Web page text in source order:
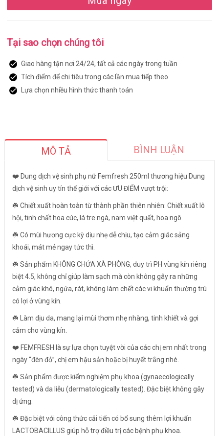
Tại sao chọn chúng tôi
Giao hàng tận nơi 24/24, tất cả các ngày trong tuần
Tích điểm để chi tiêu trong các lần mua tiếp theo
Lựa chọn nhiều hình thức thanh toán
MÔ TẢ BÌNH LUẬN
❤️ Dung dịch vệ sinh phụ nữ Femfresh 250ml thương hiệu Dung
dịch vệ sinh uy tín thế giới với các ƯU ĐIỂM vượt trội:
☘️ Chiết xuất hoàn toàn từ thành phần thiên nhiên: Chiết xuất lô
hội, tinh chất hoa cúc, lá tre ngà, nam việt quất, hoa ngô.
☘️ Có mùi hương cực kỳ dịu nhẹ dễ chịu, tạo cảm giác sảng
khoái, mát mẻ ngay tức thì.
☘️ Sản phẩm KHÔNG CHỨA XÀ PHÒNG, duy trì PH vùng kín riêng
biệt 4.5, không chỉ giúp làm sạch mà còn không gây ra những
cảm giác khô, ngứa, rát, không làm chết các vi khuẩn thường trú
có lợi ở vùng kín.
☘️ Làm dịu da, mang lại mùi thơm nhẹ nhàng, tinh khiết và gợi
cảm cho vùng kín.
❤️ FEMFRESH là sự lựa chọn tuyệt vời của các chị em nhất trong
ngày “đèn đỏ”, chị em hậu sản hoặc bị huyết trắng nhé.
☘️ Sản phẩm được kiểm nghiệm phụ khoa (gynaecologically
tested) và da liễu (dermatologically tested). Đặc biệt không gây
dị ứng.
☘️ Đặc biệt với công thức cải tiến có bổ sung thêm lợi khuẩn
LACTOBACILLUS giúp hỗ trợ điều trị các bệnh phụ khoa.